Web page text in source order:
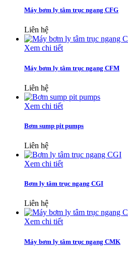
Máy bơm ly tâm trục ngang CFG
Liên hệ
Xem chi tiết
Máy bơm ly tâm trục ngang CFM
Liên hệ
Xem chi tiết
Bơm sump pit pumps
Liên hệ
Xem chi tiết
Bơm ly tâm trục ngang CGI
Liên hệ
Xem chi tiết
Máy bơm ly tâm trục ngang CMK